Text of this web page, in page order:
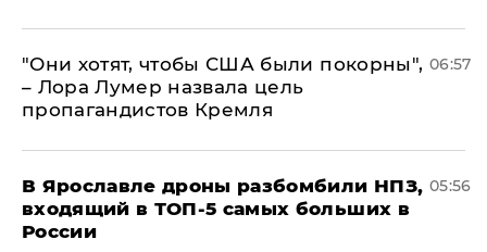
"Они хотят, чтобы США были покорны",
– Лора Лумер назвала цель
пропагандистов Кремля
06:57
В Ярославле дроны разбомбили НПЗ,
входящий в ТОП-5 самых больших в
России
05:56